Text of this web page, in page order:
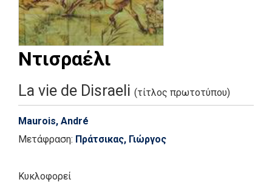
Ντισραέλι
La vie de Disraeli (τίτλος πρωτοτύπου)
Maurois, André
Μετάφραση: Πράτσικας, Γιώργος
Κυκλοφορεί